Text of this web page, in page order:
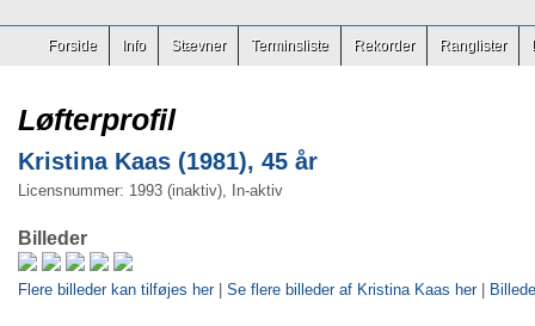
Forside Info Stævner Terminsliste Rekorder Ranglister
Løfterprofil
Kristina Kaas (1981), 45 år
Licensnummer: 1993 (inaktiv), In-aktiv
Billeder
Flere billeder kan tilføjes her| Se flere billeder af Kristina Kaas her|